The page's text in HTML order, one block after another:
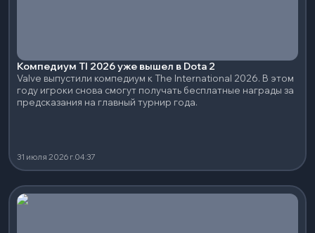
Компедиум TI 2026 уже вышел в Dota 2
Valve выпустили компедиум к The International 2026. В этом
году игроки снова смогут получать бесплатные награды за
предсказания на главный турнир года.
31 июля 2026 г.04:37